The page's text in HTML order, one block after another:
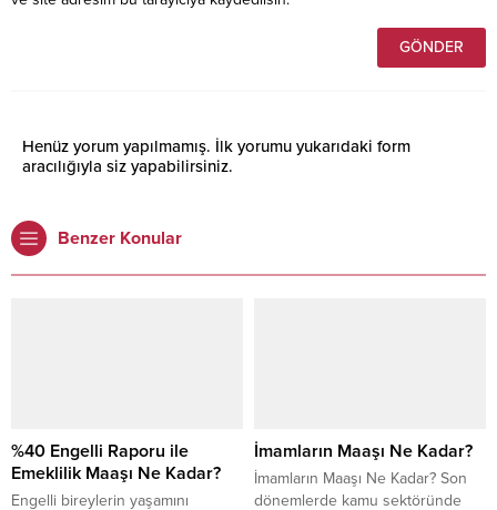
Henüz yorum yapılmamış. İlk yorumu yukarıdaki form
aracılığıyla siz yapabilirsiniz.
Benzer Konular
%40 Engelli Raporu ile
Emeklilik Maaşı Ne Kadar?
Engelli bireylerin yaşamını
İmamların Maaşı Ne Kadar?
İmamların Maaşı Ne Kadar? Son
dönemlerde kamu sektöründe